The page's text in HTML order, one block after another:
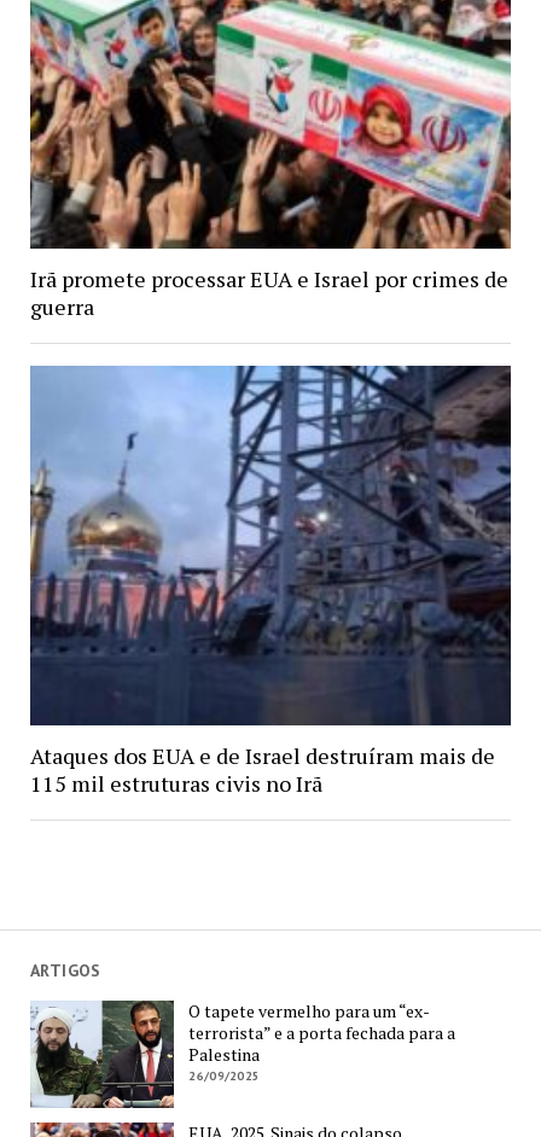
Irã promete processar EUA e Israel por crimes de
guerra
Ataques dos EUA e de Israel destruíram mais de
115 mil estruturas civis no Irã
ARTIGOS
O tapete vermelho para um “ex-
terrorista” e a porta fechada para a
Palestina
26/09/2025